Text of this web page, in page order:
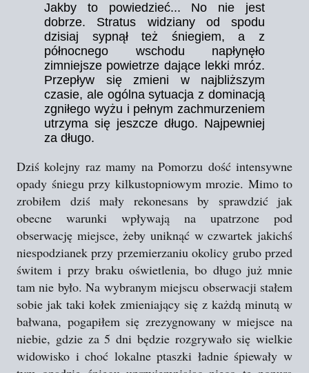
Jakby to powiedzieć... No nie jest
dobrze. Stratus widziany od spodu
dzisiaj sypnął też śniegiem, a z
północnego wschodu napłynęło
zimniejsze powietrze dające lekki mróz.
Przepływ się zmieni w najbliższym
czasie, ale ogólna sytuacja z dominacją
zgniłego wyżu i pełnym zachmurzeniem
utrzyma się jeszcze długo. Najpewniej
za długo.
Dziś kolejny raz mamy na Pomorzu dość intensywne
opady śniegu przy kilkustopniowym mrozie. Mimo to
zrobiłem dziś mały rekonesans by sprawdzić jak
obecne warunki wpływają na upatrzone pod
obserwację miejsce, żeby uniknąć w czwartek jakichś
niespodzianek przy przemierzaniu okolicy grubo przed
świtem i przy braku oświetlenia, bo długo już mnie
tam nie było. Na wybranym miejscu obserwacji stałem
sobie jak taki kołek zmieniający się z każdą minutą w
bałwana, pogapiłem się zrezygnowany w miejsce na
niebie, gdzie za 5 dni będzie rozgrywało się wielkie
widowisko i choć lokalne ptaszki ładnie śpiewały w